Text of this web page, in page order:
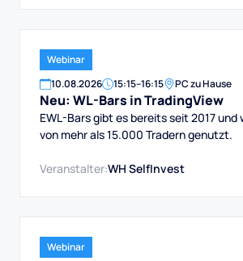
Webinar
10.08.2026 15:15–16:15 PC zu Hause
Neu: WL-Bars in TradingView
EWL-Bars gibt es bereits seit 2017 und
von mehr als 15.000 Tradern genutzt.
Veranstalter:WH SelfInvest
Webinar